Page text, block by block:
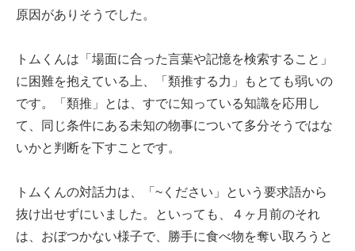
原因がありそうでした。
トムくんは「場面に合った言葉や記憶を検索すること」
に困難を抱えている上、「類推する力」もとても弱いの
です。「類推」とは、すでに知っている知識を応用し
て、同じ条件にある未知の物事について多分そうではな
いかと判断を下すことです。
トムくんの対話力は、「~ください」という要求語から
抜け出せずにいました。といっても、４ヶ月前のそれ
は、おぼつかない様子で、勝手に食べ物を奪い取ろうと